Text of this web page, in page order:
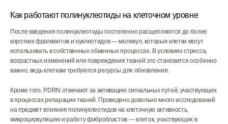
Как работают полинуклеотиды на клеточном уровне
После введения полинуклеотиды постепенно расщепляются до более
коротких фрагментов и нуклеотидов — молекул, которые клетки могут
использовать в собственных обменных процессах. В условиях стресса,
возрастных изменений или повреждения тканей это становится особенно
важно, ведь клеткам требуются ресурсы для обновления.
Кроме того, PDRN отвечают за активацию сигнальных путей, участвующих
в процессах репарации тканей. Проведено довольно много исследований
на предмет влияния полинуклеотидов на клеточную активность,
микроциркуляцию и работу фибробластов — клеток, участвующих в